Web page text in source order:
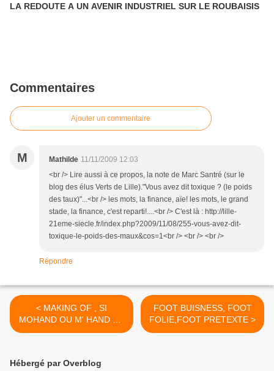
LA REDOUTE A UN AVENIR INDUSTRIEL SUR LE ROUBAISIS
Commentaires
Ajouter un commentaire
M Mathilde 11/11/2009 12:03
<br /> Lire aussi à ce propos, la note de Marc Santré (sur le
blog des élus Verts de Lille)."Vous avez dit toxique ? (le poids
des taux)"...<br /> les mots, la finance, aïe! les mots, le grand
stade, la finance, c'est reparti!....<br /> C'est là : http://lille-
21eme-siecle.fr/index.php?2009/11/08/255-vous-avez-dit-
toxique-le-poids-des-maux&cos=1<br /> <br /> <br />
Répondre
< MAKING OF , SI
MOHAND OU M' HAND EN
V.O.S.T.
FOOT BUISNESS, FOOT
FOLIE,FOOT PRETEXTE >
Hébergé par Overblog